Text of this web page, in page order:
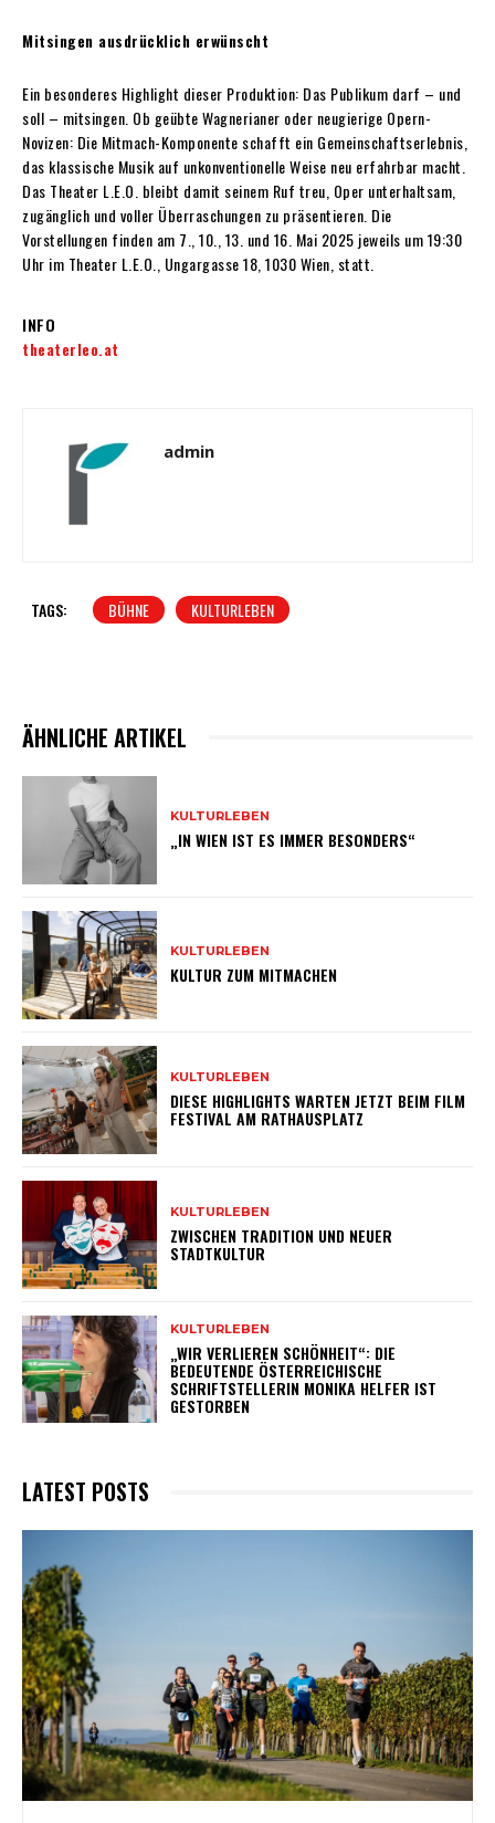
Mitsingen ausdrücklich erwünscht
Ein besonderes Highlight dieser Produktion: Das Publikum darf – und
soll – mitsingen. Ob geübte Wagnerianer oder neugierige Opern-
Novizen: Die Mitmach-Komponente schafft ein Gemeinschaftserlebnis,
das klassische Musik auf unkonventionelle Weise neu erfahrbar macht.
Das Theater L.E.O. bleibt damit seinem Ruf treu, Oper unterhaltsam,
zugänglich und voller Überraschungen zu präsentieren. Die
Vorstellungen finden am 7., 10., 13. und 16. Mai 2025 jeweils um 19:30
Uhr im Theater L.E.O., Ungargasse 18, 1030 Wien, statt.
INFO
theaterleo.at
admin
TAGS: BÜHNE KULTURLEBEN
ÄHNLICHE ARTIKEL
KULTURLEBEN
„IN WIEN IST ES IMMER BESONDERS“
KULTURLEBEN
KULTUR ZUM MITMACHEN
KULTURLEBEN
DIESE HIGHLIGHTS WARTEN JETZT BEIM FILM
FESTIVAL AM RATHAUSPLATZ
KULTURLEBEN
ZWISCHEN TRADITION UND NEUER
STADTKULTUR
KULTURLEBEN
„WIR VERLIEREN SCHÖNHEIT“: DIE
BEDEUTENDE ÖSTERREICHISCHE
SCHRIFTSTELLERIN MONIKA HELFER IST
GESTORBEN
LATEST POSTS